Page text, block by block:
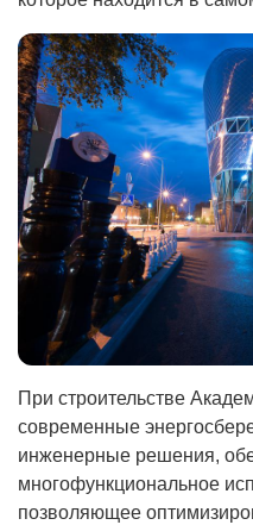
При строительстве
современные
инженерные решения,
многофункциональное
позволяющее